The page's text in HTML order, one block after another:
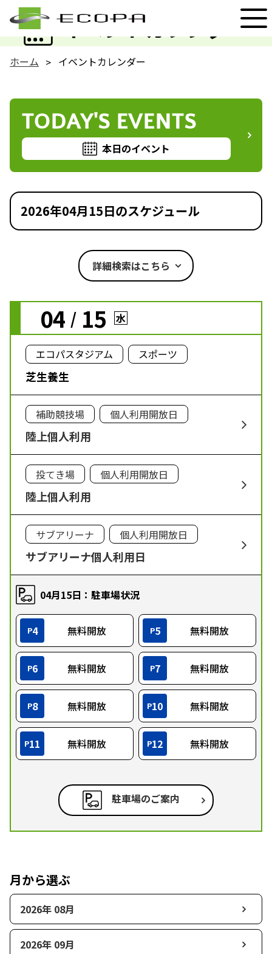
イベントカレンダー
EVENT
ホーム イベントカレンダー
TODAY'S EVENTS
本日のイベント
2026年04月15日のスケジュール
詳細検索はこちら
04 / 15 水
エコパスタジアム スポーツ
芝生養生
補助競技場 個人利用開放日
陸上個人利用
投てき場 個人利用開放日
陸上個人利用
サブアリーナ 個人利用開放日
サブアリーナ個人利用日
04月15日：駐車場状況
P4 無料開放 P5 無料開放
P6 無料開放 P7 無料開放
P8 無料開放 P10 無料開放
P11 無料開放 P12 無料開放
駐車場のご案内
月から選ぶ
2026年 08月
2026年 09月